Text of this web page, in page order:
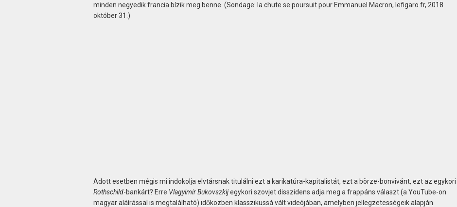
minden negyedik francia bízik meg benne. (Sondage: la chute se poursuit pour Emmanuel Macron, lefigaro.fr, 2018.
október 31.)
Adott esetben mégis mi indokolja elvtárs­nak titulálni ezt a karikatúra-kapitalistát, ezt a börze-bonvivánt, ezt az egykori
Rothschild-bankárt? Erre Vlagyimir Bukovszkijegykori szovjet disszidens adja meg a frappáns választ (a YouTube-on
magyar aláírással is megtalálható) időközben klasszikussá vált videójában, amelyben jellegzetességeik alapján